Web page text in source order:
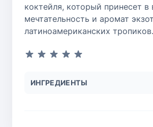
коктейля, который принесет
мечтательность и аромат
латиноамериканских тропиков.
ИНГРЕДИЕНТЫ